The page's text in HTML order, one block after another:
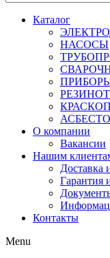
Каталог
НАСОСЫ
О компании
Вакансии
Нашим
Доставка
Гарантия
Контакты
Menu